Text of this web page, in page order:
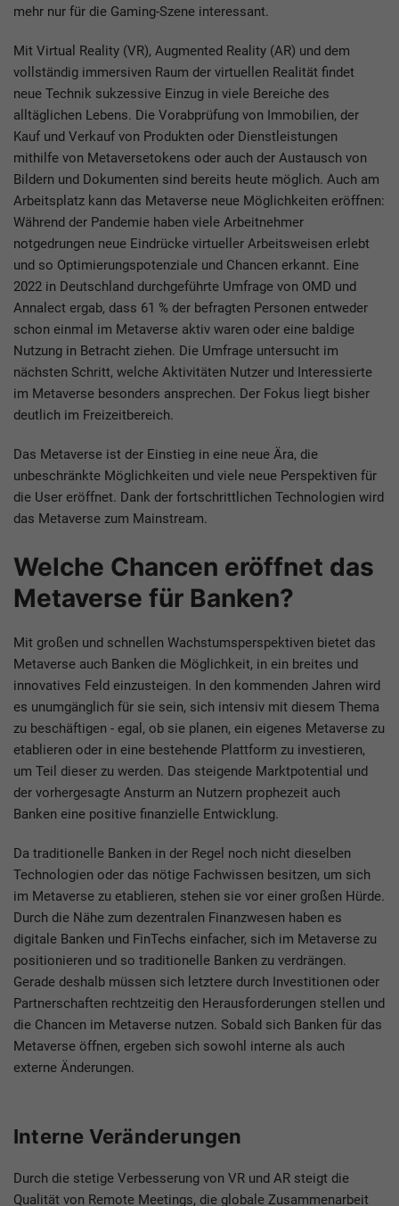
mehr nur für die Gaming-Szene interessant.
Mit Virtual Reality (VR), Augmented Reality (AR) und dem
vollständig immersiven Raum der virtuellen Realität findet
neue Technik sukzessive Einzug in viele Bereiche des
alltäglichen Lebens. Die Vorabprüfung von Immobilien, der
Kauf und Verkauf von Produkten oder Dienstleistungen
mithilfe von Metaversetokens oder auch der Austausch von
Bildern und Dokumenten sind bereits heute möglich. Auch am
Arbeitsplatz kann das Metaverse neue Möglichkeiten eröffnen:
Während der Pandemie haben viele Arbeitnehmer
notgedrungen neue Eindrücke virtueller Arbeitsweisen erlebt
und so Optimierungspotenziale und Chancen erkannt. Eine
2022 in Deutschland durchgeführte Umfrage von OMD und
Annalect ergab, dass 61 % der befragten Personen entweder
schon einmal im Metaverse aktiv waren oder eine baldige
Nutzung in Betracht ziehen. Die Umfrage untersucht im
nächsten Schritt, welche Aktivitäten Nutzer und Interessierte
im Metaverse besonders ansprechen. Der Fokus liegt bisher
deutlich im Freizeitbereich.
Das Metaverse ist der Einstieg in eine neue Ära, die
unbeschränkte Möglichkeiten und viele neue Perspektiven für
die User eröffnet. Dank der fortschrittlichen Technologien wird
das Metaverse zum Mainstream.
Welche Chancen eröffnet das
Metaverse für Banken?
Mit großen und schnellen Wachstumsperspektiven bietet das
Metaverse auch Banken die Möglichkeit, in ein breites und
innovatives Feld einzusteigen. In den kommenden Jahren wird
es unumgänglich für sie sein, sich intensiv mit diesem Thema
zu beschäftigen - egal, ob sie planen, ein eigenes Metaverse zu
etablieren oder in eine bestehende Plattform zu investieren,
um Teil dieser zu werden. Das steigende Marktpotential und
der vorhergesagte Ansturm an Nutzern prophezeit auch
Banken eine positive finanzielle Entwicklung.
Da traditionelle Banken in der Regel noch nicht dieselben
Technologien oder das nötige Fachwissen besitzen, um sich
im Metaverse zu etablieren, stehen sie vor einer großen Hürde.
Durch die Nähe zum dezentralen Finanzwesen haben es
digitale Banken und FinTechs einfacher, sich im Metaverse zu
positionieren und so traditionelle Banken zu verdrängen.
Gerade deshalb müssen sich letztere durch Investitionen oder
Partnerschaften rechtzeitig den Herausforderungen stellen und
die Chancen im Metaverse nutzen. Sobald sich Banken für das
Metaverse öffnen, ergeben sich sowohl interne als auch
externe Änderungen.
Interne Veränderungen
Durch die stetige Verbesserung von VR und AR steigt die
Qualität von Remote Meetings, die globale Zusammenarbeit